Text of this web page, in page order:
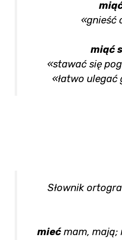
«gnieść
miąć
«stawać się
«łatwo ulegać
Słownik
mieć mam, mają;